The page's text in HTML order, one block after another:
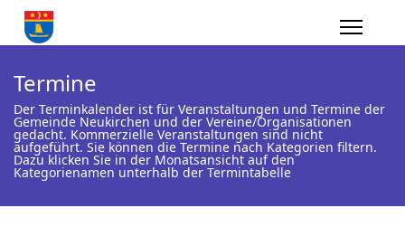
Termine
Der Terminkalender ist für Veranstaltungen und Termine der
Gemeinde Neukirchen und der Vereine/Organisationen
gedacht. Kommerzielle Veranstaltungen sind nicht
aufgeführt. Sie können die Termine nach Kategorien filtern.
Dazu klicken Sie in der Monatsansicht auf den
Kategorienamen unterhalb der Termintabelle